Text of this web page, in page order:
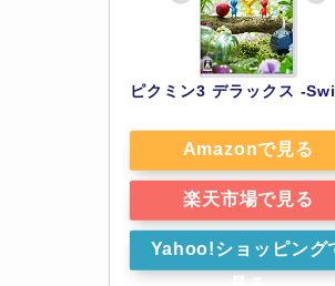
ピクミン3 デラックス -
Amazonで見る
楽天市場で見る
Yahoo!ショッピング